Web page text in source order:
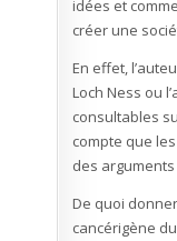
idées et
créer une
En effet,
Loch Ness ou
consultables
compte que
des
De quoi
cancérigène